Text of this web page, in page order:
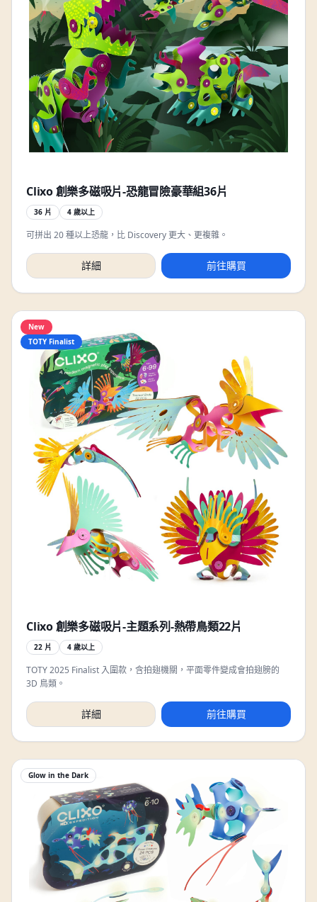
Clixo 創樂多磁吸片-恐龍冒險豪華組36片
36 片 4 歲以上
可拼出 20 種以上恐龍，比 Discovery 更大、更複雜。
詳細 前往購買
New
TOTY Finalist
Clixo 創樂多磁吸片-主題系列-熱帶鳥類22片
22 片 4 歲以上
TOTY 2025 Finalist 入圍款，含拍翅機關，平面零件變成會拍翅膀的
3D 鳥類。
詳細 前往購買
Glow in the Dark